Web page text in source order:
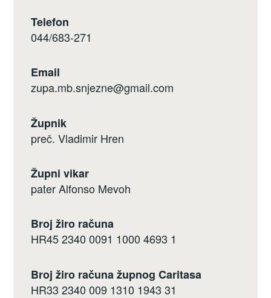
Telefon
044/683-271
Email
zupa.mb.snjezne@gmail.com
Župnik
preč. Vladimir Hren
Župni vikar
pater Alfonso Mevoh
Broj žiro računa
HR45 2340 0091 1000 4693 1
Broj žiro računa župnog Caritasa
HR33 2340 009 1310 1943 31